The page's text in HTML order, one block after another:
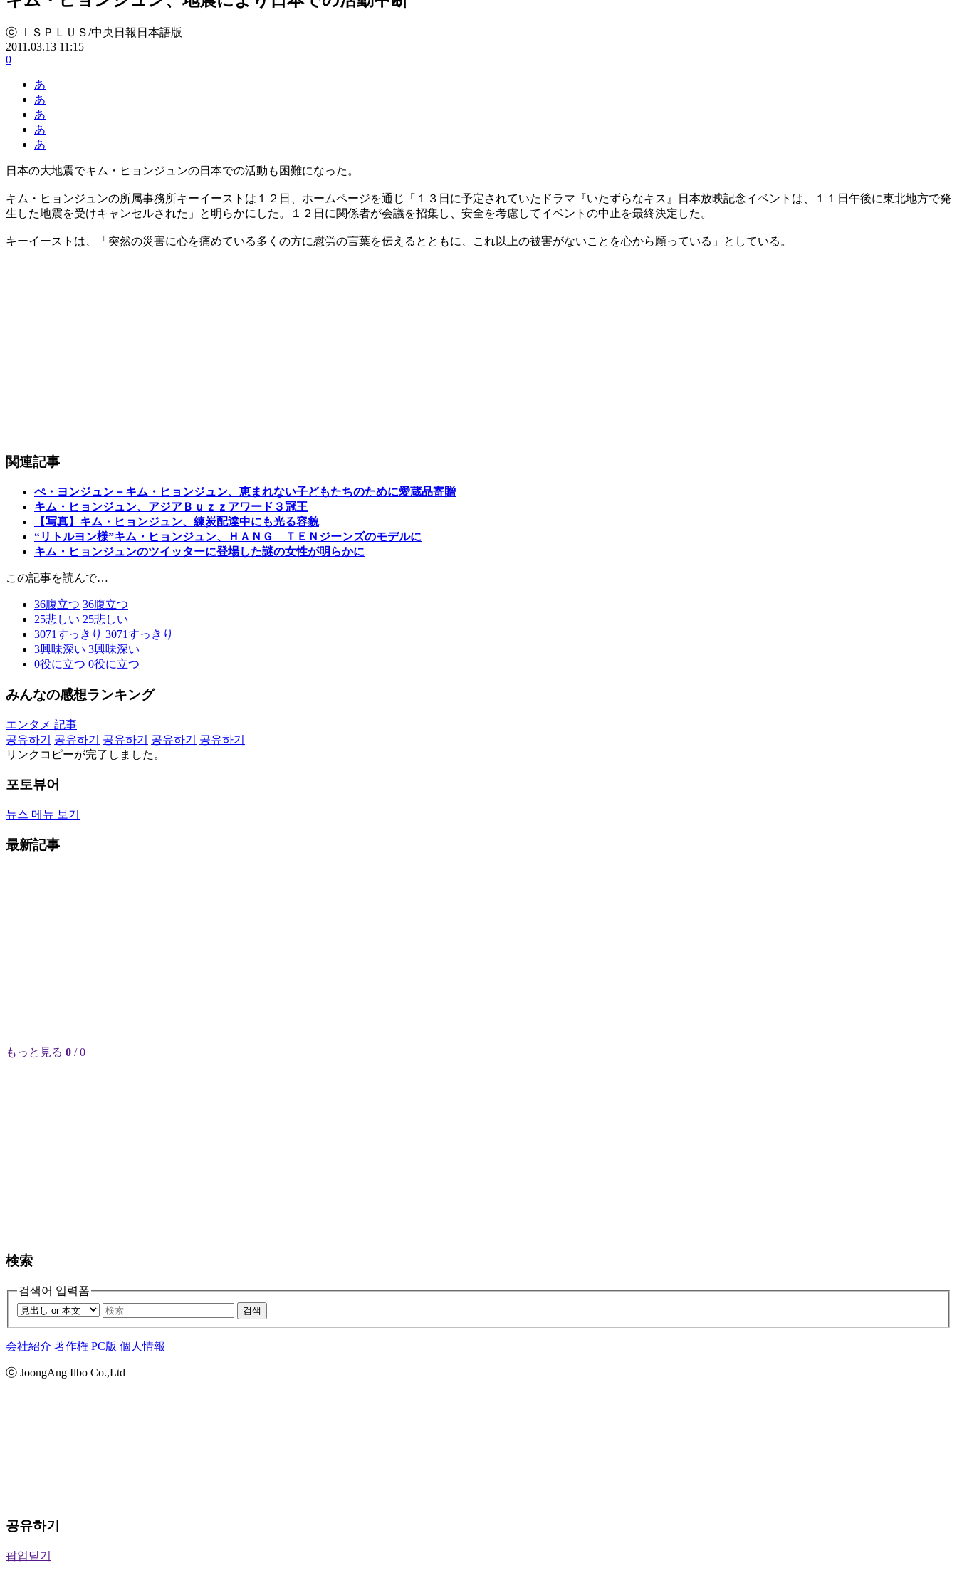
ⓒ ＩＳＰＬＵＳ/中央日報日本語版
2011.03.13 11:15
0
あ
あ
あ
あ
あ
日本の大地震でキム・ヒョンジュンの日本での活動も困難になった。
キム・ヒョンジュンの所属事務所キーイーストは１２日、ホームページを通じ「１３日に予定されていたドラマ『いたずらなキス』日本放映記念イベントは、１１日午後に東北地方で発
生した地震を受けキャンセルされた」と明らかにした。１２日に関係者が会議を招集し、安全を考慮してイベントの中止を最終決定した。
キーイーストは、「突然の災害に心を痛めている多くの方に慰労の言葉を伝えるとともに、これ以上の被害がないことを心から願っている」としている。
関連記事
ぺ・ヨンジュン－キム・ヒョンジュン、恵まれない子どもたちのために愛蔵品寄贈
キム・ヒョンジュン、アジアＢｕｚｚアワード３冠王
【写真】キム・ヒョンジュン、練炭配達中にも光る容貌
“リトルヨン様”キム・ヒョンジュン、ＨＡＮＧ ＴＥＮジーンズのモデルに
キム・ヒョンジュンのツイッターに登場した謎の女性が明らかに
この記事を読んで…
36腹立つ 36腹立つ
25悲しい 25悲しい
3071すっきり 3071すっきり
3興味深い 3興味深い
0役に立つ 0役に立つ
みんなの感想ランキング
エンタメ 記事
공유하기
공유하기 공유하기 공유하기
공유하기
リンクコピーが完了しました。
포토뷰어
뉴스 메뉴 보기
最新記事
もっと見る 0 / 0
検索
검색어 입력폼
검색
会社紹介 著作権 PC版 個人情報
ⓒ JoongAng Ilbo Co.,Ltd
공유하기
팝업닫기